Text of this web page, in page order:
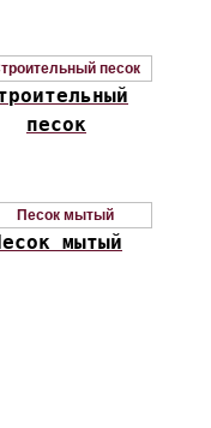
песок
мытый